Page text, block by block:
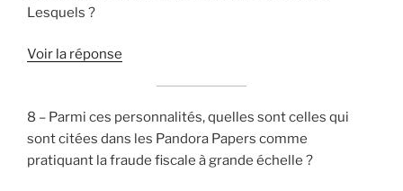
Lesquels ?
Voir la réponse
8 – Parmi ces personnalités, quelles sont celles qui
sont citées dans les Pandora Papers comme
pratiquant la fraude fiscale à grande échelle ?